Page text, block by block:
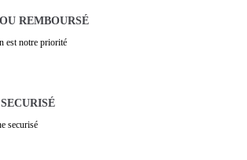
REMBOURSÉ
est notre priorité
securisé